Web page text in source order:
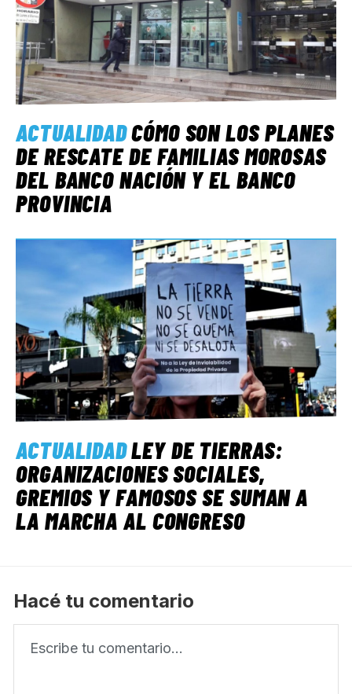
ACTUALIDADCÓMO SON LOS PLANES
DE RESCATE DE FAMILIAS MOROSAS
DEL BANCO NACIÓN Y EL BANCO
PROVINCIA
ACTUALIDADLEY DE TIERRAS:
ORGANIZACIONES SOCIALES,
GREMIOS Y FAMOSOS SE SUMAN A
LA MARCHA AL CONGRESO
Hacé tu comentario